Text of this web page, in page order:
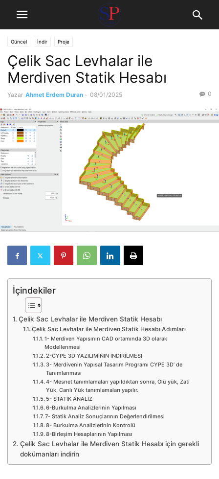
Güncel İndir Proje
Çelik Sac Levhalar ile
Merdiven Statik Hesabı
Yazar Ahmet Erdem Duran - 08/01/2025 0
İçindekiler
Çelik Sac Levhalar ile Merdiven Statik Hesabı
Çelik Sac Levhalar ile Merdiven Statik Hesabı Adımları
1- Merdiven Yapısının CAD ortamında 3D olarak
Modellenmesi
2-CYPE 3D YAZILIMININ İNDİRİLMESİ
3- Merdivenin Yapısal Tasarım Programı CYPE 3D’ de
Tanımlanması
4- Mesnet tanımlamaları yapıldıktan sonra, Ölü yük, Zati
Yük, Canlı Yük tanımlamaları yapılır.
5- STATİK ANALİZ
6-Burkulma Analizlerinin Yapılması
7- Statik Analiz Sonuçlarının Değerlendirilmesi
8- Burkulma Analizlerinin Kontrolü
8-Birleşim Hesaplarının Yapılması
Çelik Sac Levhalar ile Merdiven Statik Hesabı için gerekli
dokümanları indirin